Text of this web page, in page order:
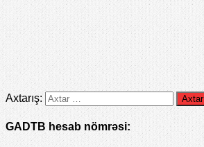
Axtarış:
GADTB hesab nömrəsi: